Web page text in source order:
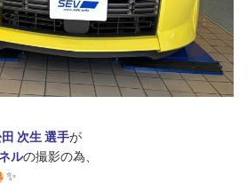
次生 選手が
ルの撮影の為、
✨